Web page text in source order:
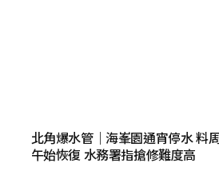
北角爆水管｜海峯園通宵停水 料
午始恢復 水務署指搶修難度高